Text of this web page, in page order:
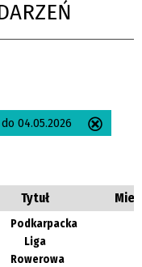
04.05.2026
Tytuł
Podkarpacka
Liga
Rowerowa